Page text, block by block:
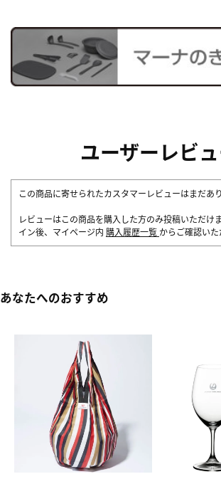
ユーザーレビ
この商品に寄せられたカスタマーレビューはまだあり
レビューはこの商品を購入した方のみ投稿いただけ
イン後、マイページ内 購入履歴一覧 からご確認いた
あなたへのおすすめ